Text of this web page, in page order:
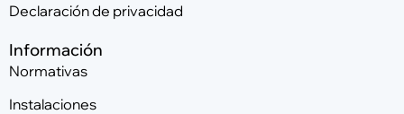
Declaración de privacidad
Información
Normativas
Instalaciones